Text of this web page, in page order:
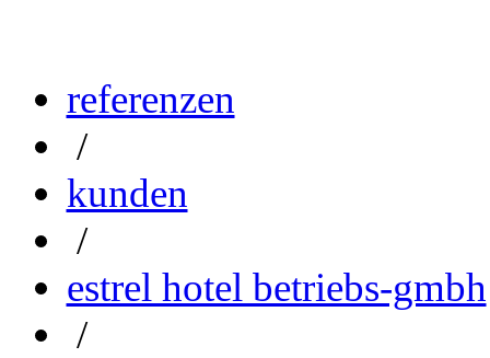
referenzen
/
kunden
/
estrel hotel betriebs-gmbh
/